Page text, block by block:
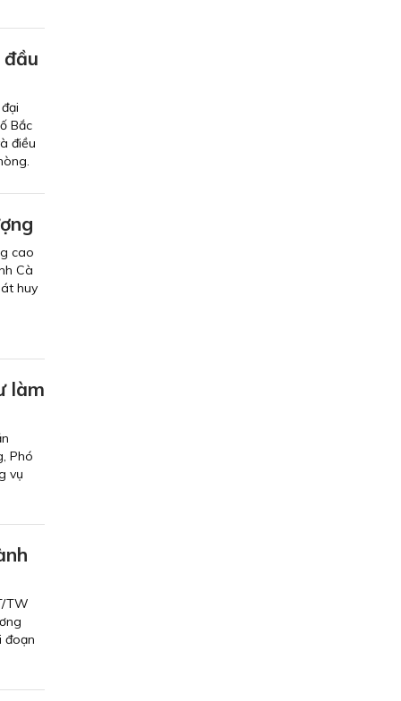
đầu
Bắc
điều
cao
Cà
huy
làm
Phó
vụ
TW
đoạn